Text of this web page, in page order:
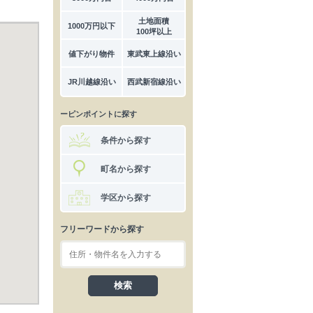
1000万円以下
土地面積
100坪以上
値下がり物件 東武東上線沿い
JR川越線沿い 西武新宿線沿い
ーピンポイントに探す
条件から探す
町名から探す
学区から探す
フリーワードから探す